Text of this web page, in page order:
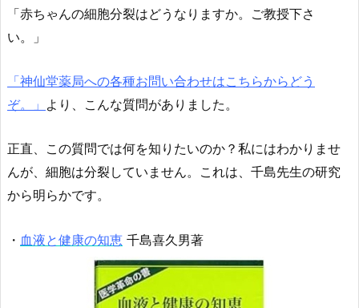
「赤ちゃんの細胞分裂はどうなりますか。ご教授下さ
い。」
「神仙堂薬局への各種お問い合わせはこちらからどう
ぞ。」 より、こんな質問がありました。
正直、この質問では何を知りたいのか？私にはわかりませ
んが、細胞は分裂していません。これは、千島先生の研究
から明らかです。
・ 血液と健康の知恵 千島喜久男著